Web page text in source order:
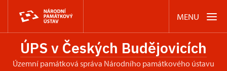
MENU
ÚPS v Českých Budějovicích
územní památková správa Národního památkového ústavu